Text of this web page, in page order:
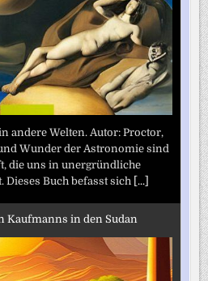
andere Welten. Autor: Proctor,
Wunder der Astronomie sind
die uns in unergründliche
Dieses Buch befasst sich [...]
Kaufmanns in den Sudan